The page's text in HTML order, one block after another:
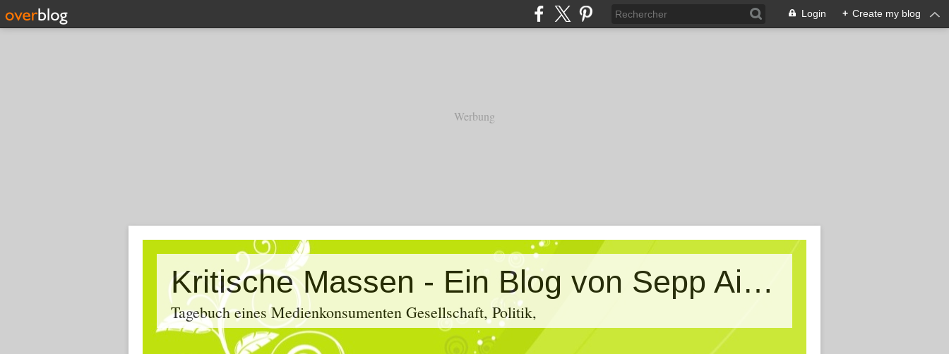
Login + Create my blog
Werbung
Kritische Massen - Ein Blog von Sepp Aigner
Tagebuch eines Medienkonsumenten Gesellschaft, Politik,